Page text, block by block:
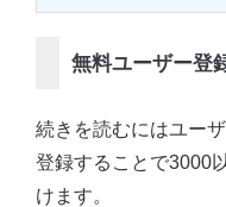
無料ユーザー登
続きを読むにはユー
登録することで3000
けます。